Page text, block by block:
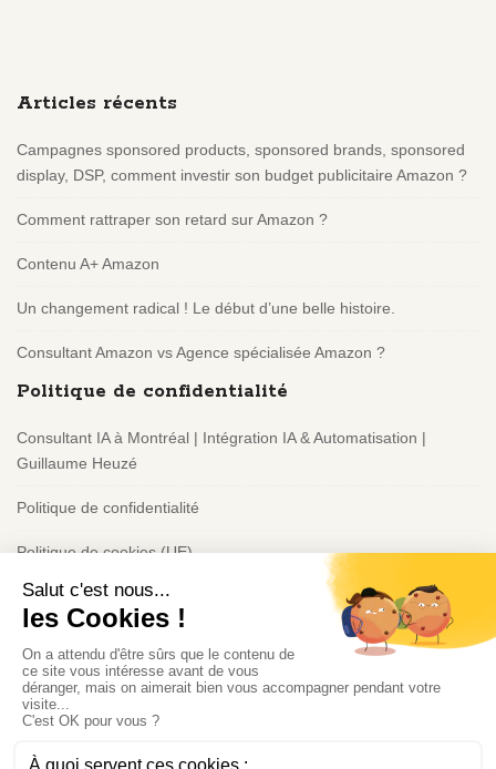
Articles récents
Campagnes sponsored products, sponsored brands, sponsored
display, DSP, comment investir son budget publicitaire Amazon ?
Comment rattraper son retard sur Amazon ?
Contenu A+ Amazon
Un changement radical ! Le début d’une belle histoire.
Consultant Amazon vs Agence spécialisée Amazon ?
Politique de confidentialité
Consultant IA à Montréal | Intégration IA & Automatisation |
Guillaume Heuzé
Politique de confidentialité
Politique de cookies (UE)
Guillaume Heuzé - Consultant IA